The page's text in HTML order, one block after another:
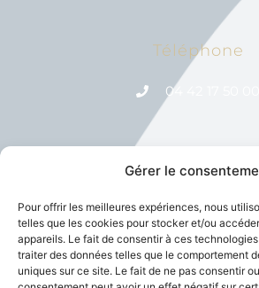
Gérer le
Pour offrir les meilleures expériences, nous
telles que les cookies pour stocker et/ou
appareils. Le fait de consentir à ces
traiter des données telles que le comportement
uniques sur ce site. Le fait de ne pas consentir
Téléphone
04 42 17 50 00